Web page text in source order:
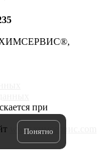
ХИМСЕРВИС®,
при
www.химсервис.com
Понятно